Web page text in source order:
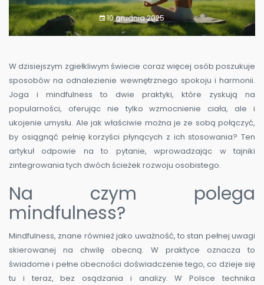
10 grudnia 2025
W dzisiejszym zgiełkliwym świecie coraz więcej osób poszukuje
sposobów na odnalezienie wewnętrznego spokoju i harmonii.
Joga i mindfulness to dwie praktyki, które zyskują na
popularności, oferując nie tylko wzmocnienie ciała, ale i
ukojenie umysłu. Ale jak właściwie można je ze sobą połączyć,
by osiągnąć pełnię korzyści płynących z ich stosowania? Ten
artykuł odpowie na to pytanie, wprowadzając w tajniki
zintegrowania tych dwóch ścieżek rozwoju osobistego.
Na czym polega
mindfulness?
Mindfulness, znane również jako uważność, to stan pełnej uwagi
skierowanej na chwilę obecną. W praktyce oznacza to
świadome i pełne obecności doświadczenie tego, co dzieje się
tu i teraz, bez osądzania i analizy. W Polsce technika